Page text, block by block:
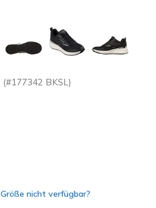
(#177342 BKSL)
Größe nicht verfügbar?